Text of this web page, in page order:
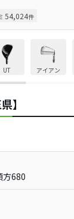
54,024件
UT アイアン
】
方680